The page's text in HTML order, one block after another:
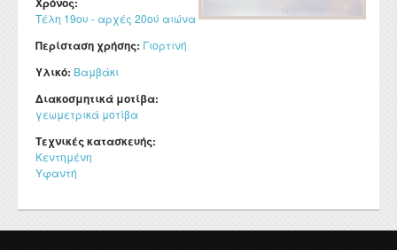
Τέλη 19ου - αρχές 20ού αιώνα
Περίσταση χρήσης: Γιορτινή
Υλικό: Βαμβάκι
Διακοσμητικά μοτίβα:
γεωμετρικά μοτίβα
Τεχνικές κατασκευής:
Κεντημένη
Υφαντή